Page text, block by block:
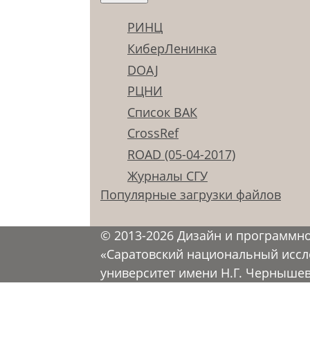
РИНЦ
КиберЛенинка
DOAJ
РЦНИ
Список ВАК
CrossRef
ROAD (05-04-2017)
Журналы СГУ
Популярные загрузки файлов
© 2013-2026 Дизайн и
«Саратовский национальный
университет имени Н.Г.